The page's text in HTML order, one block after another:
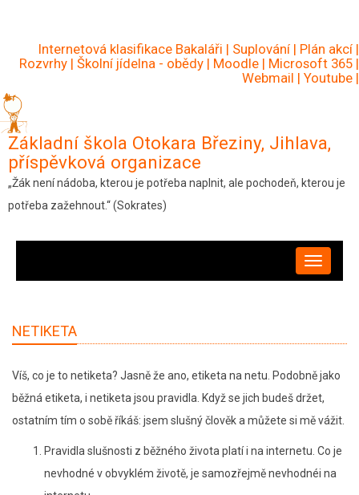
hlavnímuInternetová klasifikace Bakaláři | Suplování | Plán akcí |
Rozvrhy | Školní jídelna - obědy | Moodle | Microsoft 365 |
Webmail | Youtube |
Základní škola Otokara Březiny, Jihlava,
příspěvková organizace
„Žák není nádoba, kterou je potřeba naplnit, ale pochodeň, kterou je
potřeba zažehnout.“ (Sokrates)
NETIKETA
Víš, co je to netiketa? Jasně že ano, etiketa na netu. Podobně jako
běžná etiketa, i netiketa jsou pravidla. Když se jich budeš držet,
ostatním tím o sobě říkáš: jsem slušný člověk a můžete si mě vážit.
Pravidla slušnosti z běžného života platí i na internetu. Co je
nevhodné v obvyklém životě, je samozřejmě nevhodnéi na